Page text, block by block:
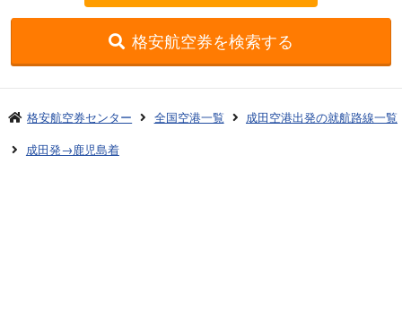
格安航空券を検索する
格安航空券センター 全国空港一覧
成田空港出発の就航路線一覧
成田発→鹿児島着